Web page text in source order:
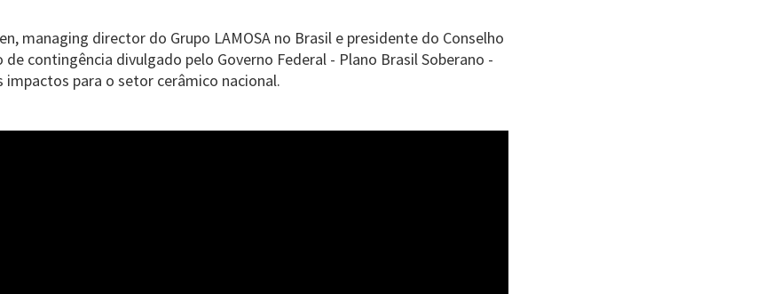
managing director do Grupo LAMOSA no Brasil e presidente do Conselho
de contingência divulgado pelo Governo Federal - Plano Brasil Soberano -
impactos para o setor cerâmico nacional.